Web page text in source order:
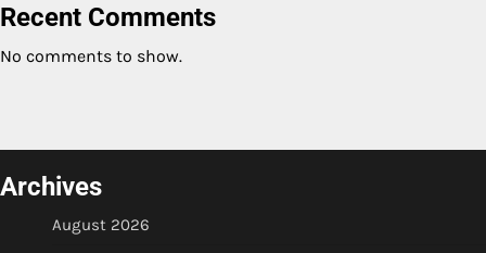
Recent Comments
No comments to show.
Archives
August 2026